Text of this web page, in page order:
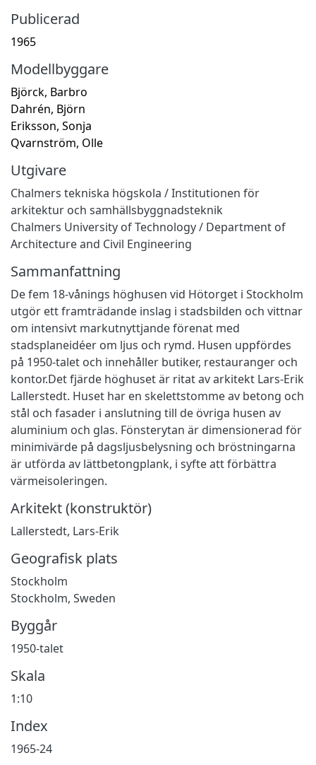
Publicerad
1965
Modellbyggare
Björck, Barbro
Dahrén, Björn
Eriksson, Sonja
Qvarnström, Olle
Utgivare
Chalmers tekniska högskola / Institutionen för
arkitektur och samhällsbyggnadsteknik
Chalmers University of Technology / Department of
Architecture and Civil Engineering
Sammanfattning
De fem 18-vånings höghusen vid Hötorget i Stockholm
utgör ett framträdande inslag i stadsbilden och vittnar
om intensivt markutnyttjande förenat med
stadsplaneidéer om ljus och rymd. Husen uppfördes
på 1950-talet och innehåller butiker, restauranger och
kontor.Det fjärde höghuset är ritat av arkitekt Lars-Erik
Lallerstedt. Huset har en skelettstomme av betong och
stål och fasader i anslutning till de övriga husen av
aluminium och glas. Fönsterytan är dimensionerad för
minimivärde på dagsljusbelysning och bröstningarna
är utförda av lättbetongplank, i syfte att förbättra
värmeisoleringen.
Arkitekt (konstruktör)
Lallerstedt, Lars-Erik
Geografisk plats
Stockholm
Stockholm, Sweden
Byggår
1950-talet
Skala
1:10
Index
1965-24